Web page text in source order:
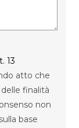
13
atto che
finalità
non
base